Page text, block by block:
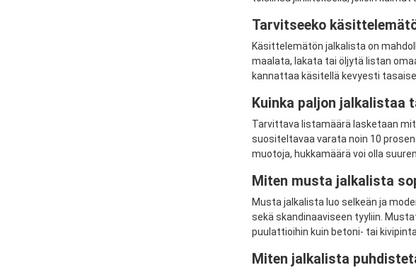
Tarvitseeko
Käsittelemätön jalkalista on
maalata, lakata tai öljytä listan
kannattaa käsitellä kevyesti
Kuinka paljon jalkalistaa
Tarvittava listamäärä lasketaan
suositeltavaa varata noin 10
muotoja, hukkamäärä voi olla
Miten musta jalkalista
Musta jalkalista luo selkeän ja
sekä skandinaaviseen tyyliin.
puulattioihin kuin betoni- tai
Miten jalkalista